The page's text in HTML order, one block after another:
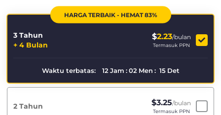
HARGA TERBAIK - HEMAT 83%
3 Tahun
+ 4 Bulan
$2.23/bulan
Termasuk PPN
Waktu terbatas: 12 Jam : 02 Men : 14 Det
2 Tahun $3.25/bulan
Termasuk PPN